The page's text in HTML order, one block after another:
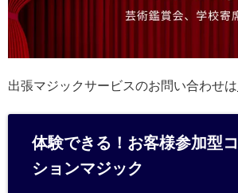
出張マジックサービスのお問い合わせは
体験できる！お客様参加型
ションマジック